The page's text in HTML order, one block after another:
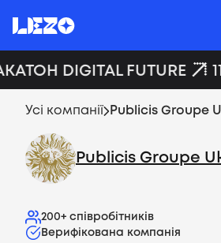
DIGITAL FUTURE
Усі компанії Publicis Groupe
Publicis Groupe
200+ співробітників
Верифікована компанія